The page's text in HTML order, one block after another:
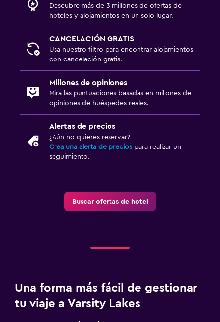
Descubre más de 3 millones de ofertas de
hoteles y alojamientos en un solo lugar.
CANCELACIÓN GRATIS
Usa nuestro filtro para encontrar alojamientos
con cancelación gratis.
Millones de opiniones
Mira las puntuaciones basadas en millones de
opiniones de huéspedes reales.
Alertas de precios
¿Aún no quieres reservar?
Crea una alerta de precios para realizar un
seguimiento.
Buscar ofertas de hotel
Una forma más fácil de gestionar
tu viaje a Varsity Lakes